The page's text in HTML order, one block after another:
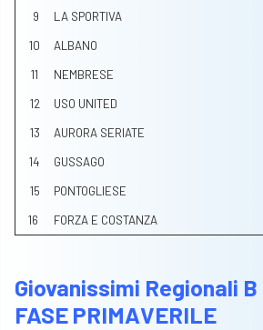
9
LA SPORTIVA
10
ALBANO
11
NEMBRESE
12
USO UNITED
13
AURORA SERIATE
14
GUSSAGO
15
PONTOGLIESE
16
FORZA E COSTANZA
Giovanissimi Regionali B
FASE PRIMAVERILE